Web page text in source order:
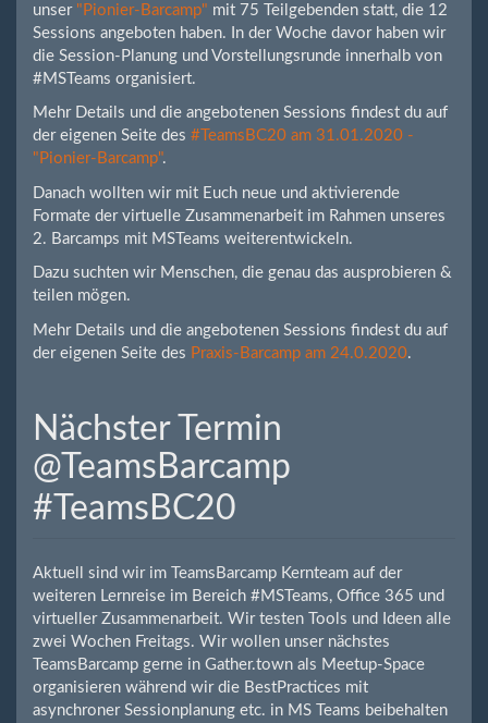
unser "Pionier-Barcamp" mit 75 Teilgebenden statt, die 12
Sessions angeboten haben. In der Woche davor haben wir
die Session-Planung und Vorstellungsrunde innerhalb von
#MSTeams organisiert.
Mehr Details und die angebotenen Sessions findest du auf
der eigenen Seite des #TeamsBC20 am 31.01.2020 -
"Pionier-Barcamp".
Danach wollten wir mit Euch neue und aktivierende
Formate der virtuelle Zusammenarbeit im Rahmen unseres
2. Barcamps mit MSTeams weiterentwickeln.
Dazu suchten wir Menschen, die genau das ausprobieren &
teilen mögen.
Mehr Details und die angebotenen Sessions findest du auf
der eigenen Seite des Praxis-Barcamp am 24.0.2020.
Nächster Termin
@TeamsBarcamp
#TeamsBC20
Aktuell sind wir im TeamsBarcamp Kernteam auf der
weiteren Lernreise im Bereich #MSTeams, Office 365 und
virtueller Zusammenarbeit. Wir testen Tools und Ideen alle
zwei Wochen Freitags. Wir wollen unser nächstes
TeamsBarcamp gerne in Gather.town als Meetup-Space
organisieren während wir die BestPractices mit
asynchroner Sessionplanung etc. in MS Teams beibehalten